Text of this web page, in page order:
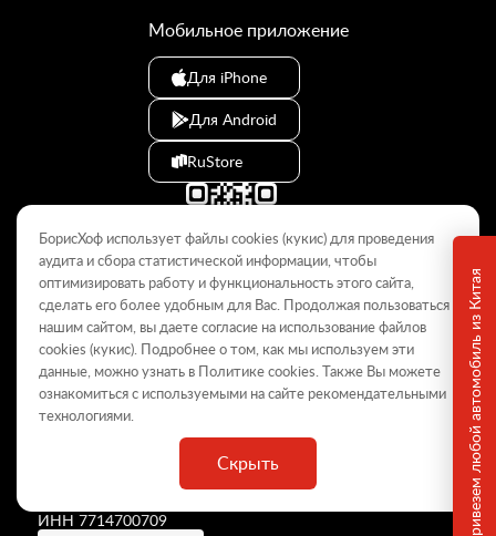
Привезем любой автомобиль из Китая
© 2009–2026
Данный интернет-сайт носит информационный характер и не
является публичной офертой, определяемой положениями Статьи
437 ГК РФ. Для получения подробной информации обращайтесь в
дилерские центры.
БорисХоф Холдинг»
ИНН 7714700709
Мобильное приложение
Для iPhone
Для Android
RuStore
БорисХоф использует файлы cookies (кукиc) для проведения
аудита и сбора статистической информации, чтобы
оптимизировать работу и функциональность этого сайта,
сделать его более удобным для Вас. Продолжая пользоваться
нашим сайтом, вы даете согласие на использование файлов
cookies (кукиc). Подробнее о том, как мы используем эти
данные, можно узнать в Политикеcookies. Также Вы можете
ознакомиться с используемыми на сайте рекомендательными
технологиями.
Скрыть